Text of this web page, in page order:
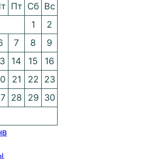
Пт Сб Вс
1
2
7 8
9
14 15
16
21 22
23
28 29
30